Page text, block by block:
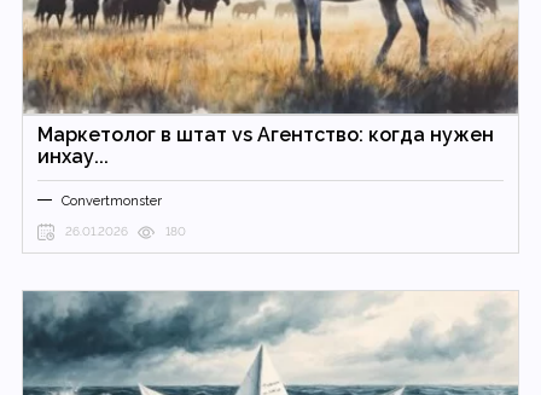
Маркетолог в штат vs Агентство: когда нужен
инхау...
Convertmonster
26.01.2026 180